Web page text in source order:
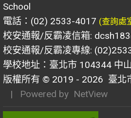
School
電話：(02) 2533-4017 (查詢處
校安通報/反霸凌信箱:
校安通報/反霸凌專線:
學校地址：臺北市 104344 中
版權所有 © 2019 - 2026 臺北
| Powered by NetView